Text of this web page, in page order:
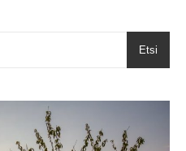
Etsi